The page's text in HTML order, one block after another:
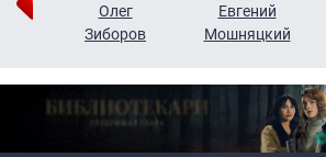
Олег
Зиборов
Евгений
Мошняцкий